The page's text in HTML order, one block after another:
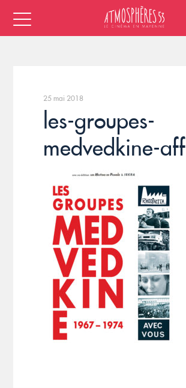
25 mai 2018
les-groupes-
medvedkine-aff